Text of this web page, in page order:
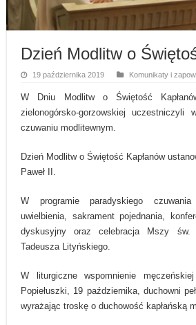
Dzień Modlitw o
19 października 2019 Komunikaty i
W Dniu Modlitw o Świętość
zielonogórsko-gorzowskiej uczestniczyli
czuwaniu modlitewnym.
Dzień Modlitw o Świętość Kapłanów
Paweł II.
W programie paradyskiego
uwielbienia, sakrament pojednania,
dyskusyjny oraz celebracja Mszy św.
Tadeusza Lityńskiego.
W liturgiczne wspomnienie
Popiełuszki, 19 października, duchowni
wyrażając troskę o duchowość kapłańską